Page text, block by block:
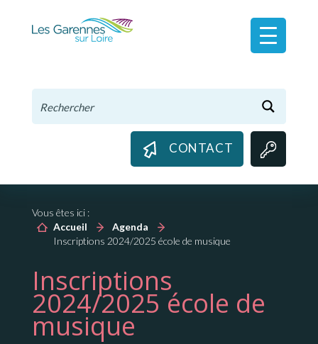
CONTACT
Vous êtes ici :
Accueil
Agenda
Inscriptions 2024/2025 école de musique
Inscriptions
2024/2025 école de
musique